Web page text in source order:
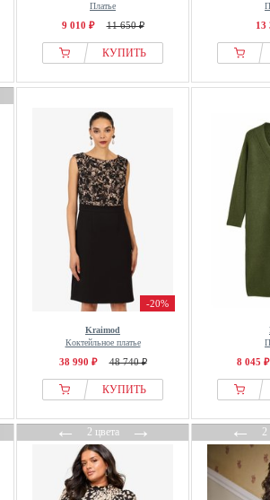
Платье
9 010 ₽ 11 650 ₽
КУПИТЬ
13
-20%
Kraimod
Коктейльное платье
38 990 ₽ 48 740 ₽
КУПИТЬ
8 045 ₽
←2 цвета→ ←2